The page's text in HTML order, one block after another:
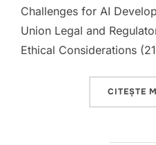
Challenges for AI
Union Legal and
Ethical Considerations
CITEȘTE